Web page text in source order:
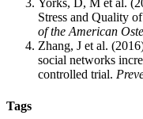
Yorks, D, M et al.
Stress and Quality
of the American
Zhang, J et al.
social networks
controlled trial.
Tags